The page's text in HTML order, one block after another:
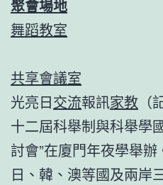
聚會場地
舞蹈教室
共享會議室
光亮日交流報訊家教
十二屆科舉制與科舉學
討會”在廈門年夜學舉辦
日、韓、澳等國及兩岸